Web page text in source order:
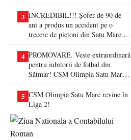
3 INCREDIBIL!!! Șofer de 90 de
ani a produs un accident pe o
trecere de pietoni din Satu Mare. O
4 PROMOVARE. Veste extraordinară
pentru iubitorii de fotbal din
Sătmar! CSM Olimpia Satu Mare
5 CSM Olimpia Satu Mare revine în
Liga 2!